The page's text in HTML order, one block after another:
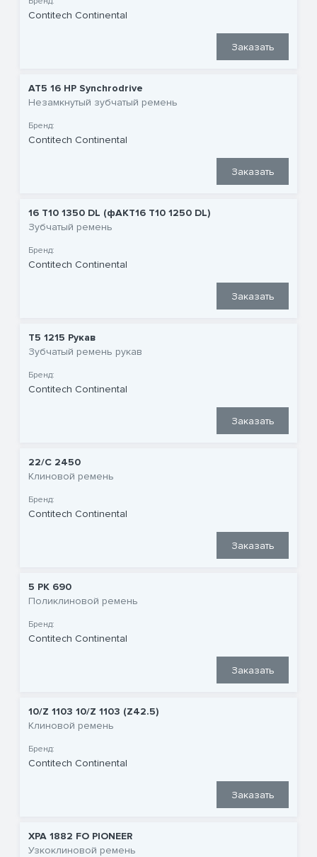
Contitech Continental
Заказать
AT5 16 HP Synchrodrive
Незамкнутый зубчатый ремень
Бренд:
Contitech Continental
Заказать
16 T10 1350 DL (фAKT16 T10 1250 DL)
Зубчатый ремень
Бренд:
Contitech Continental
Заказать
T5 1215 Рукав
Зубчатый ремень рукав
Бренд:
Contitech Continental
Заказать
22/C 2450
Клиновой ремень
Бренд:
Contitech Continental
Заказать
5 PK 690
Поликлиновой ремень
Бренд:
Contitech Continental
Заказать
10/Z 1103 10/Z 1103 (Z42.5)
Клиновой ремень
Бренд:
Contitech Continental
Заказать
XPA 1882 FO PIONEER
Узкоклиновой ремень